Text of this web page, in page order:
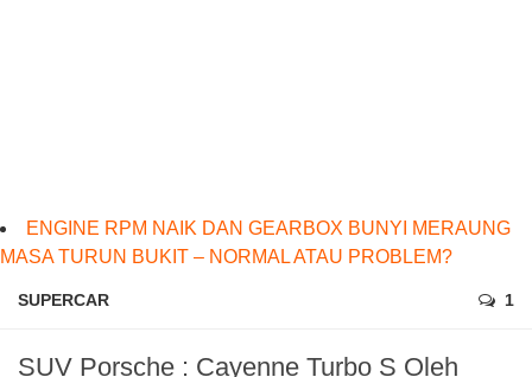
ENGINE RPM NAIK DAN GEARBOX BUNYI MERAUNG
MASA TURUN BUKIT – NORMAL ATAU PROBLEM?
SUPERCAR 1
SUV Porsche : Cayenne Turbo S Oleh